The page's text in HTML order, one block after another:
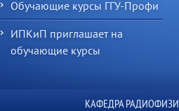
Обучающие курсы ГГУ-Профи
ИПКиП приглашает на
обучающие курсы
КАФЕДРА